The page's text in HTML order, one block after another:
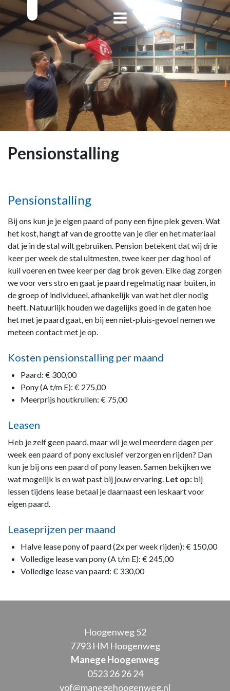
Pensionstalling
Pensionstalling
Bij ons kun je je eigen paard of pony een fijne plek geven. Wat
het kost, hangt af van de grootte van je dier en het materiaal
dat je in de stal wilt gebruiken. Pension betekent dat wij drie
keer per week de stal uitmesten, twee keer per dag hooi of
kuil voeren en twee keer per dag brok geven. Elke dag zorgen
we voor vers stro en gaat je paard regelmatig naar buiten, in
de groep of individueel, afhankelijk van wat het dier nodig
heeft. Natuurlijk houden we dagelijks goed in de gaten hoe
het met je paard gaat, en bij een niet-pluis-gevoel nemen we
meteen contact met je op.
Kosten pensionstalling per maand
Paard: € 300,00
Pony (A t/m E): € 275,00
Meerprijs houtkrullen: € 75,00
Leasen
Heb je zelf geen paard, maar wil je wel meerdere dagen per
week een paard of pony exclusief verzorgen en rijden? Dan
kun je bij ons een paard of pony leasen. Samen bekijken we
wat mogelijk is en wat past bij jouw ervaring. Let op: bij
lessen tijdens lease betaal je daarnaast een leskaart voor
eigen paard.
Leaseprijzen per maand
Halve lease pony of paard (2x per week rijden): € 150,00
Volledige lease van pony (A t/m E): € 245,00
Volledige lease van paard: € 330,00
Hoogenweg 52
7793 HM Hoogenweg
Manege Hoogenweg
0523 26 26 24
vof@manegehoogenweg.nl